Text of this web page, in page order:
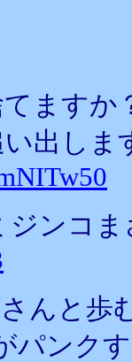
ますか
出しま
ンコま
んと歩
パンク